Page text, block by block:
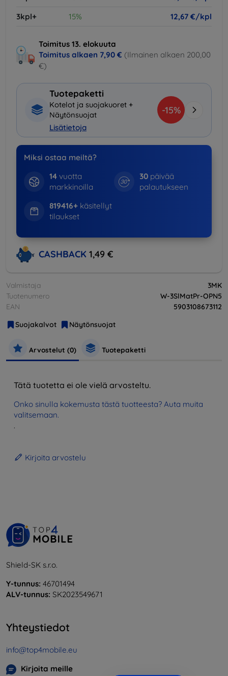
3kpl+
15% 12,67 €/kpl
Toimitus 13. elokuuta
Toimitus alkaen 7,90 € (Ilmainen alkaen 200,00
€)
Tuotepaketti
Kotelot ja suojakuoret +
Näytönsuojat
Lisätietoja
-15%
Miksi ostaa meiltä?
14vuotta
markkinoilla
30 päivää
palautukseen
819416+käsitellyt
tilaukset
CASHBACK 1,49 €
Valmistaja
3MK
Tuotenumero
W-3SlMatPr-OPN5
EAN
5903108673112
Suojakalvot
Näytönsuojat
Arvostelut (0) Tuotepaketti
Tätä tuotetta ei ole vielä arvosteltu.
Onko sinulla kokemusta tästä tuotteesta? Auta muita
valitsemaan.
.
Kirjoita arvostelu
Shield-SK s.r.o.
Y-tunnus: 46701494
ALV-tunnus: SK2023549671
Yhteystiedot
info@top4mobile.eu
Kirjoita meille